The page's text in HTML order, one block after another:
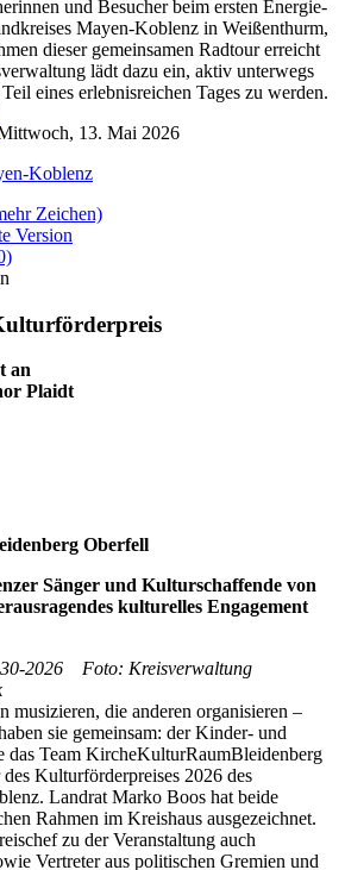
und Besucher beim ersten Energie-
Mayen-Koblenz in Weißenthurm,
dieser gemeinsamen Radtour erreicht
lädt dazu ein, aktiv unterwegs
eines erlebnisreichen Tages zu werden.
13. Mai 2026
Koblenz
an
Plaidt
Oberfell
Sänger und Kulturschaffende von
kulturelles Engagement
2026 Foto: Kreisverwaltung
die anderen organisieren –
sie gemeinsam: der Kinder- und
das Team KircheKulturRaumBleidenberg
Kulturförderpreises 2026 des
Landrat Marko Boos hat beide
Rahmen im Kreishaus ausgezeichnet.
zu der Veranstaltung auch
Vertreter aus politischen Gremien und